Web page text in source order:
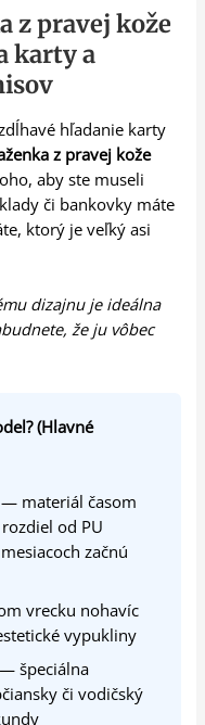
z pravej kože
karty a
hľadanie karty
z pravej kože
aby ste museli
či bankovky máte
ktorý je veľký asi
dizajnu je ideálna
že ju vôbec
(Hlavné
— materiál časom
od PU
začnú
vrecku nohavíc
vypukliny
— špeciálna
či vodičský